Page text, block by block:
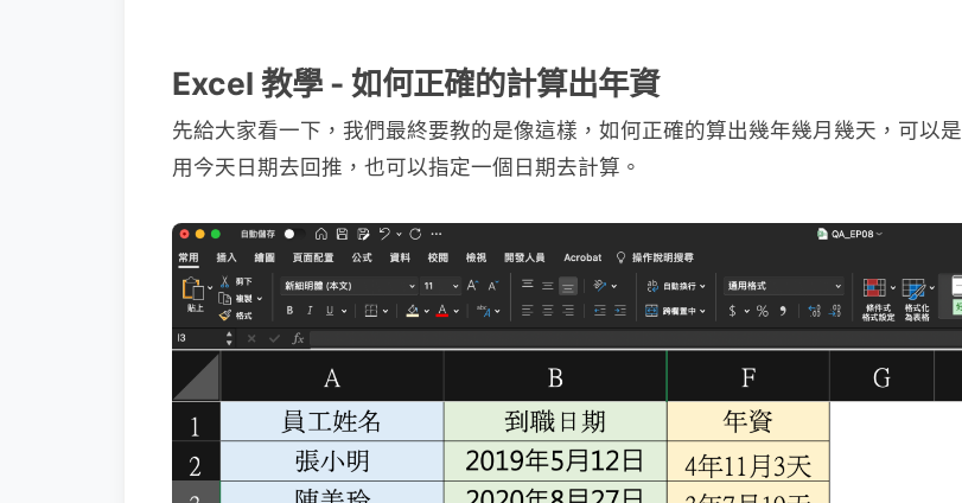
Excel 教學 - 如何正確的計算出年資
先給大家看一下，我們最終要教的是像這樣，如何正確的算出幾年幾月幾天，可以是
用今天日期去回推，也可以指定一個日期去計算。